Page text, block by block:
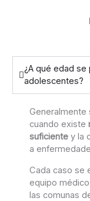
¿A qué edad se
adolescentes?
Generalmente
cuando existe
suficientey la
a
Cada caso se
equipo
las comunas